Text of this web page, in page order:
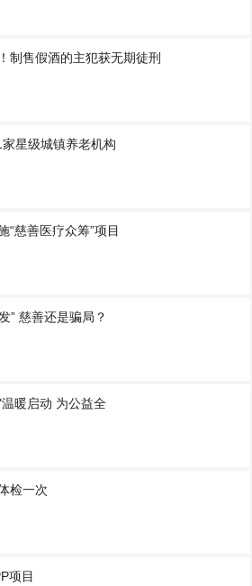
制售假酒的主犯获无期徒刑
星级城镇养老机构
“慈善医疗众筹”项目
” 慈善还是骗局？
暖启动 为公益全
检一次
项目